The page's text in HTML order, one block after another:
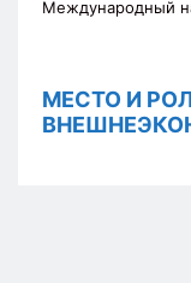
Международный
МЕСТО И